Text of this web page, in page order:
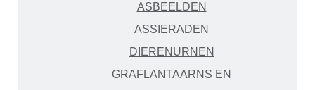
ASBEELDEN
ASSIERADEN
DIERENURNEN
GRAFLANTAARNS EN